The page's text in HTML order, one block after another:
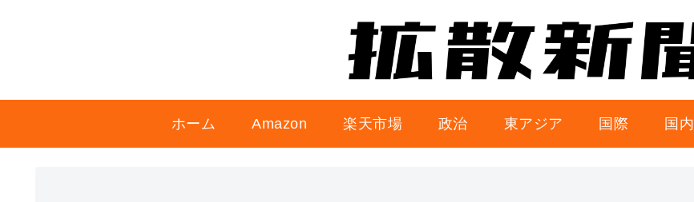
ホーム Amazon 楽天市場 政治 東アジア 国際 国内